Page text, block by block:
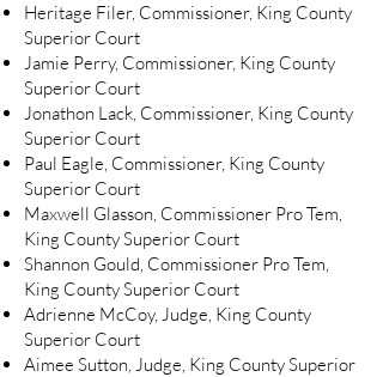
Heritage Filer, Commissioner, King County
Superior Court
Jamie Perry, Commissioner, King County
Superior Court
Jonathon Lack, Commissioner, King County
Superior Court
Paul Eagle, Commissioner, King County
Superior Court
Maxwell Glasson, Commissioner Pro Tem,
King County Superior Court
Shannon Gould, Commissioner Pro Tem,
King County Superior Court
Adrienne McCoy, Judge, King County
Superior Court
Aimee Sutton, Judge, King County Superior